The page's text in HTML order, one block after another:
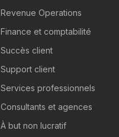
Revenue Operations
Finance et comptabilité
Succès client
Support client
Services professionnels
Consultants et agences
À but non lucratif